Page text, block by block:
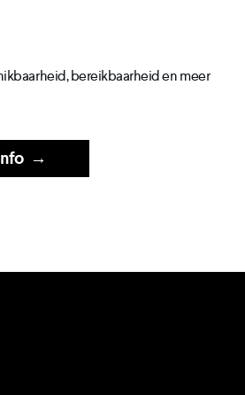
bereikbaarheid en meer
→